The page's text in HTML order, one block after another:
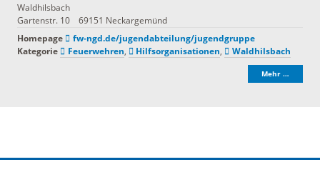
Waldhilsbach
Gartenstr. 10
69151 Neckargemünd
Homepage
fw-ngd.de/jugendabteilung/jugendgruppe
Kategorie
Feuerwehren, Hilfsorganisationen, Waldhilsbach
Mehr …